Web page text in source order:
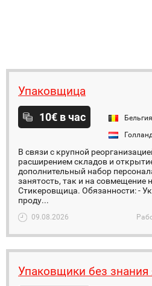
Упаковщица
10€ в час Бельгия
В связи с крупной
расширением складов и
дополнительный набор
занятость, так и на совмещение
Стикеровщица. Обязанности: -
проду...
09.08.2026
Упаковщики без знания